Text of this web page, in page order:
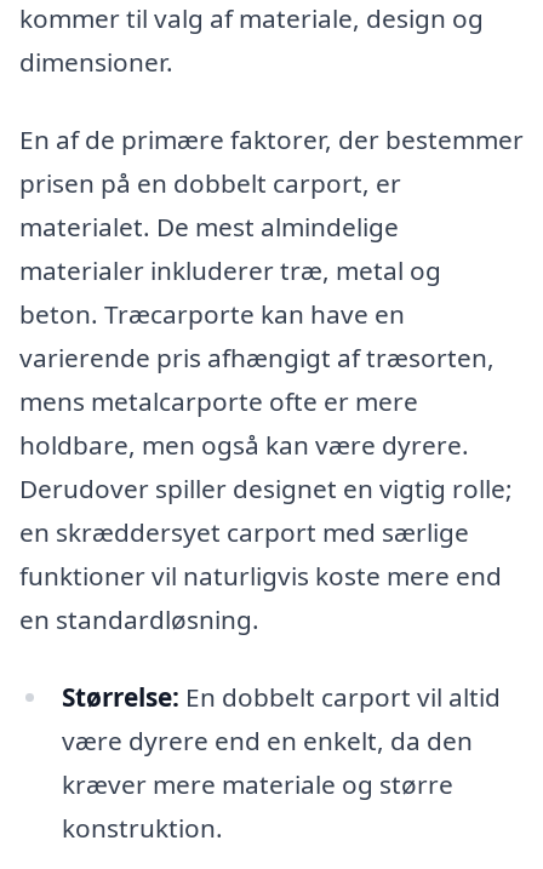
kommer til valg af materiale, design og
dimensioner.
En af de primære faktorer, der bestemmer
prisen på en dobbelt carport, er
materialet. De mest almindelige
materialer inkluderer træ, metal og
beton. Træcarporte kan have en
varierende pris afhængigt af træsorten,
mens metalcarporte ofte er mere
holdbare, men også kan være dyrere.
Derudover spiller designet en vigtig rolle;
en skræddersyet carport med særlige
funktioner vil naturligvis koste mere end
en standardløsning.
Størrelse: En dobbelt carport vil altid
være dyrere end en enkelt, da den
kræver mere materiale og større
konstruktion.